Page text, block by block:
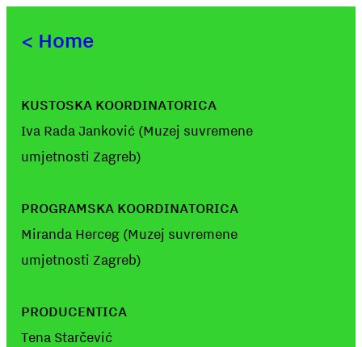
< Home
KUSTOSKA KOORDINATORICA
Iva Rada Janković (Muzej suvremene
umjetnosti Zagreb)
PROGRAMSKA KOORDINATORICA
Miranda Herceg (Muzej suvremene
umjetnosti Zagreb)
PRODUCENTICA
Tena Starčević